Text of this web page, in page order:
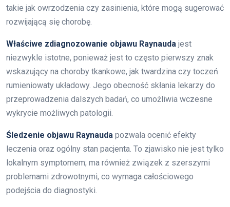
takie jak owrzodzenia czy zasinienia, które mogą sugerować
rozwijającą się chorobę.
Właściwe zdiagnozowanie objawu Raynauda jest
niezwykle istotne, ponieważ jest to często pierwszy znak
wskazujący na choroby tkankowe, jak twardzina czy toczeń
rumieniowaty układowy. Jego obecność skłania lekarzy do
przeprowadzenia dalszych badań, co umożliwia wczesne
wykrycie możliwych patologii.
Śledzenie objawu Raynauda pozwala ocenić efekty
leczenia oraz ogólny stan pacjenta. To zjawisko nie jest tylko
lokalnym symptomem; ma również związek z szerszymi
problemami zdrowotnymi, co wymaga całościowego
podejścia do diagnostyki.